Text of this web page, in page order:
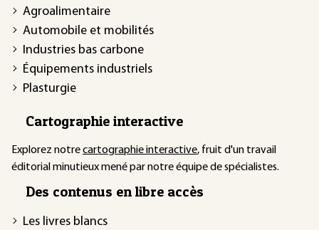
Agroalimentaire
Automobile et mobilités
Industries bas carbone
Équipements industriels
Plasturgie
Cartographie interactive
Explorez notrecartographie interactive, fruit d'un travail
éditorial minutieux mené par notre équipe de spécialistes.
Des contenus en libre accès
Les livres blancs